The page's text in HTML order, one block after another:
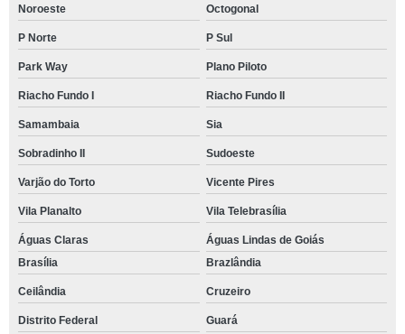
Noroeste Octogonal
P Norte P Sul
Park Way Plano Piloto
Riacho Fundo I Riacho Fundo II
Samambaia Sia
Sobradinho II Sudoeste
Varjão do Torto Vicente Pires
Vila Planalto Vila Telebrasília
Águas Claras
Águas Lindas de Goiás
Brasília
Brazlândia
Ceilândia Cruzeiro
Distrito Federal Guará